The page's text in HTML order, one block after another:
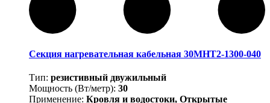
Секция нагревательная кабельная 30МНТ2-1300-040
Тип: резистивный двужильный
Мощность (Вт/метр): 30
Применение: Кровля и водостоки, Открытые